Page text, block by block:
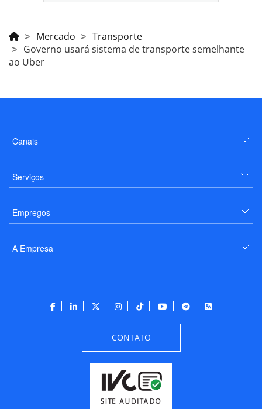
Mercado
Transporte
Governo usará sistema de transporte semelhante
ao Uber
Canais
Serviços
Empregos
A Empresa
CONTATO